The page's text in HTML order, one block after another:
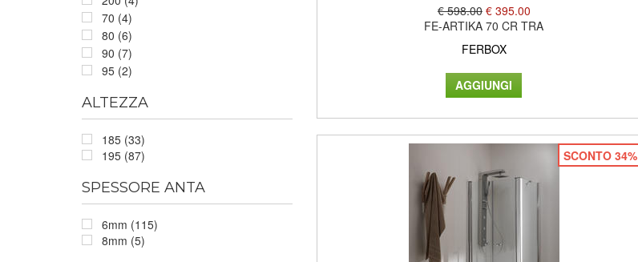
70 (4)
80 (6)
90 (7)
95 (2)
ALTEZZA
185 (33)
195 (87)
SPESSORE ANTA
6mm (115)
8mm (5)
€ 598.00 € 395.00
FE-ARTIKA 70 CR TRA
FERBOX
SCONTO 34%